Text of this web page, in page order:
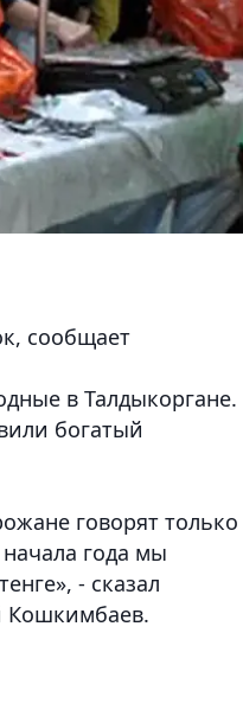
сообщает
в Талдыкоргане.
богатый
говорят только
года мы
- сказал
Кошкимбаев.